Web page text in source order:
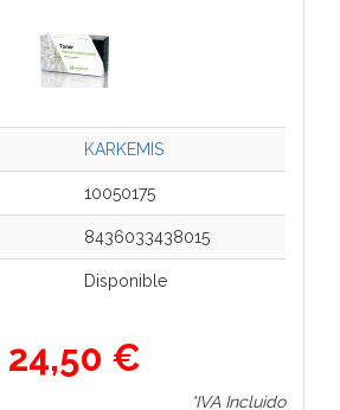
KARKEMIS
10050175
8436033438015
Disponible
24,50 €
*IVA Incluido